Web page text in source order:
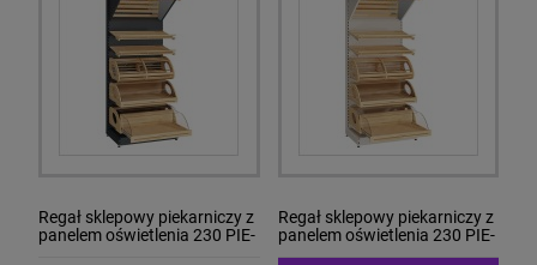
Regał sklepowy piekarniczy z
panelem oświetlenia 230 PIE-
Regał sklepowy piekarniczy z
panelem oświetlenia 230 PIE-